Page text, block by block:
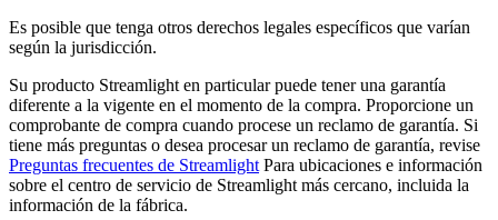
Es posible que tenga otros derechos legales específicos que varían
según la jurisdicción.
Su producto Streamlight en particular puede tener una garantía
diferente a la vigente en el momento de la compra. Proporcione un
comprobante de compra cuando procese un reclamo de garantía. Si
tiene más preguntas o desea procesar un reclamo de garantía, revise
Preguntas frecuentes de Streamlight Para ubicaciones e información
sobre el centro de servicio de Streamlight más cercano, incluida la
información de la fábrica.